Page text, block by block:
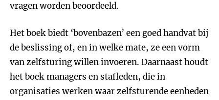
vragen worden beoordeeld.
Het boek biedt ‘bovenbazen’ een goed handvat bij
de beslissing of, en in welke mate, ze een vorm
van zelfsturing willen invoeren. Daarnaast houdt
het boek managers en stafleden, die in
organisaties werken waar zelfsturende eenheden